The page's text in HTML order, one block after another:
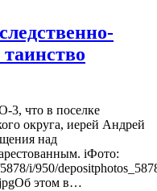
3, что в поселке
округа, иерей Андрей
над
iФото:
i/950/
этом в…